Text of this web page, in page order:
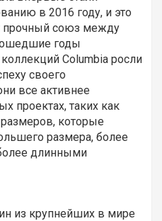
в 2016 году, и это
прочный союз между
годы
Columbia росли
своего
все активнее
проектах, таких как
которые
размера, более
длинными
из крупнейших в мире